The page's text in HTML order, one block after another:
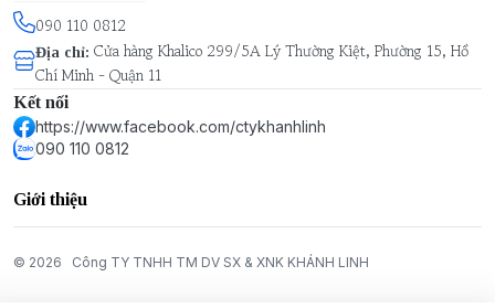
090 110 0812
Địa chỉ: Cửa hàng Khalico 299/5A Lý Thường Kiệt, Phường 15, Hồ
Chí Minh - Quận 11
Kết nối
https://www.facebook.com/ctykhanhlinh
090 110 0812
Giới thiệu
© 2026 Công TY TNHH TM DV SX & XNK KHÁNH LINH